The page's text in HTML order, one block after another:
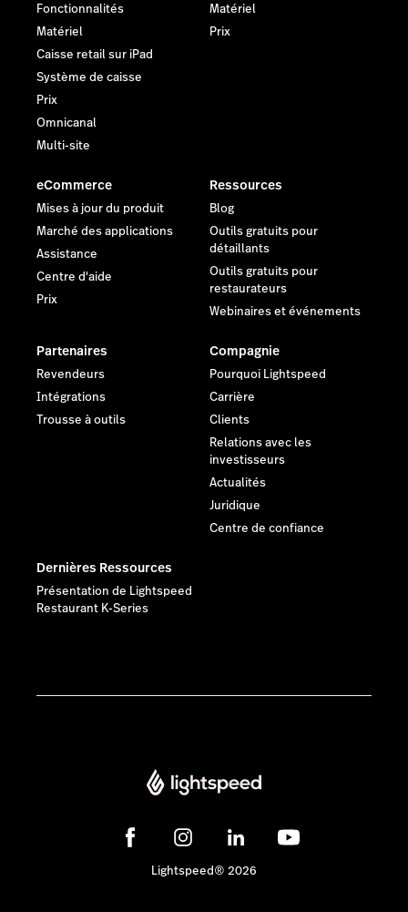
Fonctionnalités
Matériel
Caisse retail sur iPad
Système de caisse
Prix
Omnicanal
Multi-site
Matériel
Prix
eCommerce
Mises à jour du produit
Marché des applications
Assistance
Centre d'aide
Prix
Ressources
Blog
Outils gratuits pour
détaillants
Outils gratuits pour
restaurateurs
Webinaires et événements
Partenaires
Revendeurs
Intégrations
Trousse à outils
Compagnie
Pourquoi Lightspeed
Carrière
Clients
Relations avec les
investisseurs
Actualités
Juridique
Centre de confiance
Dernières Ressources
Présentation de Lightspeed
Restaurant K-Series
Lightspeed® 2026